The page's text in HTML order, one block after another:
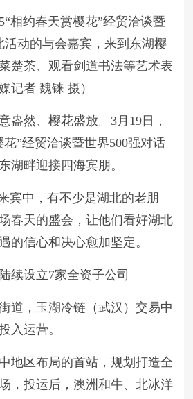
相约春天赏樱花”经贸洽谈暨
活动的与会嘉宾，来到东湖樱
楚茶、观看剑道书法等艺术表
记者 魏铼 摄）
盎然、樱花盛放。3月19日，
花”经贸洽谈暨世界500强对话
湖畔迎接四海宾朋。
宾中，有不少是湖北的老朋
春天的盛会，让他们看好湖北
的信心和决心愈加坚定。
续设立7家全资子公司
道，玉湖冷链（武汉）交易中
入运营。
地区布局的首站，规划打造全
，投运后，澳洲和牛、北冰洋